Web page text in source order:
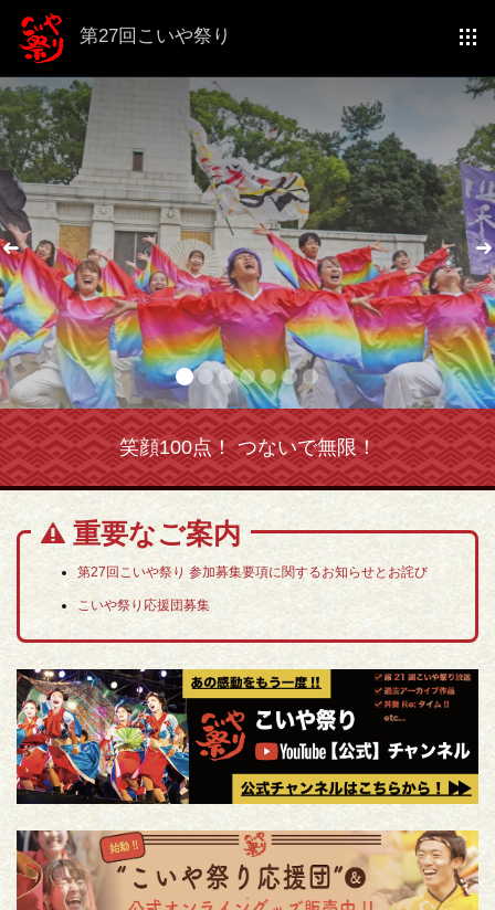
第27回こいや祭り
Previous
笑顔100点！ つないで無限！
重要なご案内
第27回こいや祭り 参加募集要項に関するお知らせとお詫び
こいや祭り応援団募集